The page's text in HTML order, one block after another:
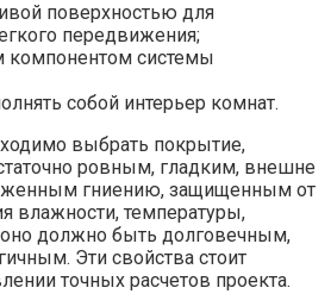
поверхностью для
передвижения;
системы
собой интерьер комнат.
выбрать покрытие,
ровным, гладким, внешне
гниению, защищенным от
влажности, температуры,
оно должно быть долговечным,
Эти свойства стоит
точных расчетов проекта.